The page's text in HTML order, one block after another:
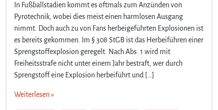
In Fußballstadien kommt es oftmals zum Anzünden von
Pyrotechnik, wobei dies meist einen harmlosen Ausgang
nimmt. Doch auch zu von Fans herbeigeführten Explosionen ist
es bereits gekommen. Im § 308 StGB ist das Herbeiführen einer
Sprengstoffexplosion geregelt. Nach Abs. 1 wird mit
Freiheitsstrafe nicht unter einem Jahr bestraft, wer durch
Sprengstoff eine Explosion herbeiführt und […]
Weiterlesen »